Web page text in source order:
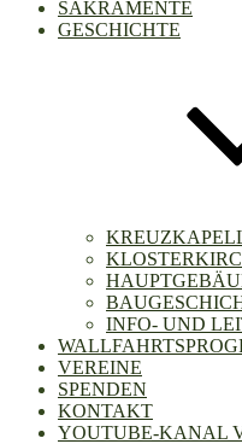
SAKRAMENTE
GESCHICHTE
INFO- UND
VEREINE
SPENDEN
KONTAKT
YOUTUBE-KANAL